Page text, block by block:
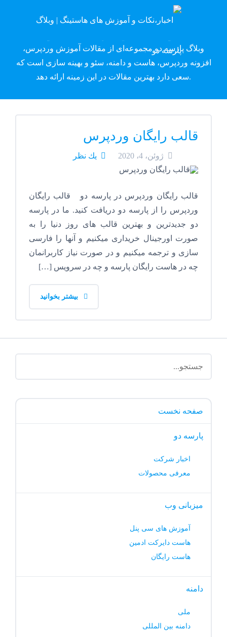
وبلاگ پارسه دِو
وبلاگ پارسه دو مجموعه‌ای از مقالات آموزش وردپرس،
افزونه وردپرس، هاست و دامنه، سئو و بهینه سازی است که
سعی دارد بهترین مقالات در این زمینه ارائه دهد.
قالب رایگان وردپرس
ژوئن، 4، 2020 يك نظر
قالب رایگان وردپرس در پارسه دو قالب رایگان
وردپرس را از پارسه دو دریافت کنید. ما در پارسه
دو جدیدترین و بهترین قالب های روز دنیا را به
صورت اورجینال خریداری میکنیم و آنها را فارسی
سازی و ترجمه میکنیم و در صورت نیاز کاربرانمان
چه در هاست رایگان پارسه و چه در سرویس […]
صفحه نخست
پارسه دو
اخبار شرکت
معرفی محصولات
میزبانی وب
آموزش های سی پنل
هاست دایرکت ادمین
هاست رایگان
دامنه
ملی
دامنه بین المللی